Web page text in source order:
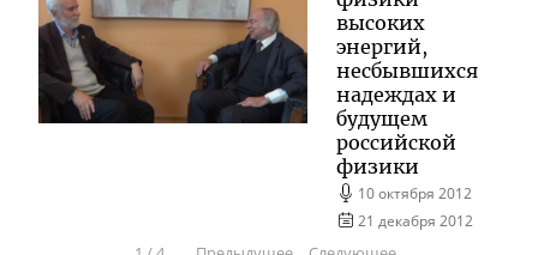
высоких
энергий,
несбывшихся
надеждах и
будущем
российской
физики
10 октября 2012
21 декабря 2012